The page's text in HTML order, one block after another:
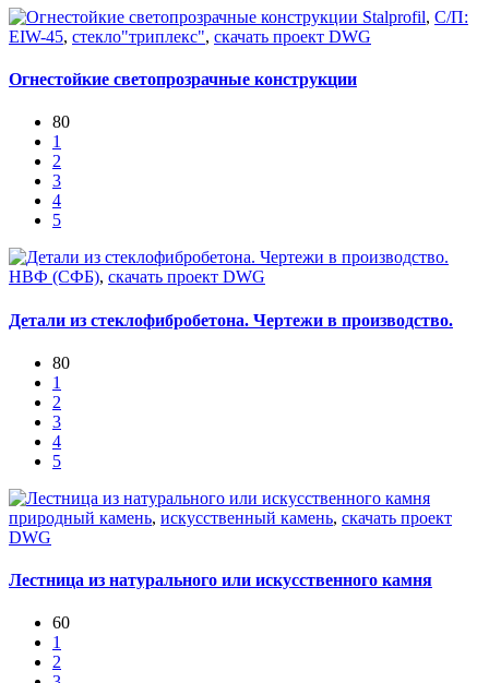
Stalprofil, С/П:
EIW-45, стекло"триплекс", скачать проект DWG
Огнестойкие светопрозрачные конструкции
80
1
2
3
4
5
НВФ (СФБ), скачать проект DWG
Детали из стеклофибробетона. Чертежи в производство.
80
1
2
3
4
5
природный камень, искусственный камень, скачать проект
DWG
Лестница из натурального или искусственного камня
60
1
2